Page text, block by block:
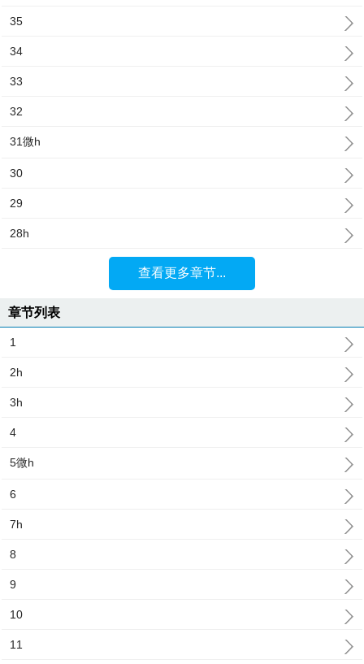
35
34
33
32
31微h
30
29
28h
查看更多章节...
章节列表
1
2h
3h
4
5微h
6
7h
8
9
10
11